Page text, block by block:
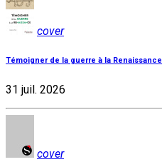
cover
Témoigner de la guerre à la Renaissance
31 juil. 2026
cover